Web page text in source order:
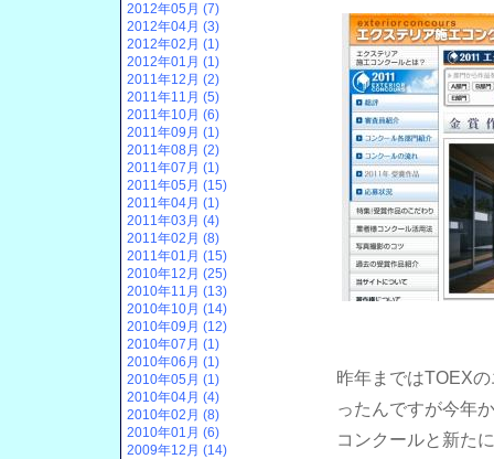
昨年まではTOEX
ったんですが今年
コンクールと新た
2012年05月 (7)
2012年04月 (3)
2012年02月 (1)
2012年01月 (1)
2011年12月 (2)
2011年11月 (5)
2011年10月 (6)
2011年09月 (1)
2011年08月 (2)
2011年07月 (1)
2011年05月 (15)
2011年04月 (1)
2011年03月 (4)
2011年02月 (8)
2011年01月 (15)
2010年12月 (25)
2010年11月 (13)
2010年10月 (14)
2010年09月 (12)
2010年07月 (1)
2010年06月 (1)
2010年05月 (1)
2010年04月 (4)
2010年02月 (8)
2010年01月 (6)
2009年12月 (14)